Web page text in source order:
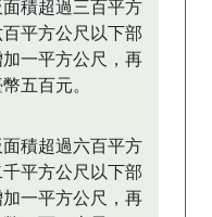
積超過三百平方
平方公尺以下部
一平方公尺，再
五百元。
積超過六百平方
平方公尺以下部
一平方公尺，再